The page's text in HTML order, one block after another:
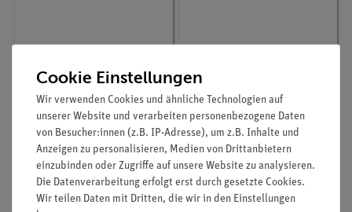
Artikel-Nr.:CHE-881223941
24,90 € 5,10 €
Cookie Einstellungen
Wir verwenden Cookies und ähnliche Technologien auf
unserer Website und verarbeiten personenbezogene Daten
von Besucher:innen (z.B. IP-Adresse), um z.B. Inhalte und
Anzeigen zu personalisieren, Medien von Drittanbietern
einzubinden oder Zugriffe auf unsere Website zu analysieren.
Die Datenverarbeitung erfolgt erst durch gesetzte Cookies.
Wir teilen Daten mit Dritten, die wir in den Einstellungen